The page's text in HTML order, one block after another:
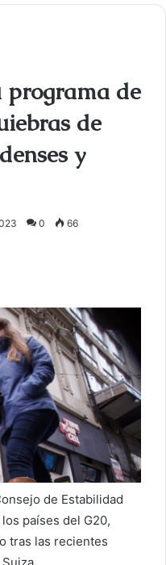
programa de
de
y
0 66
de Estabilidad
países del G20,
tras las recientes